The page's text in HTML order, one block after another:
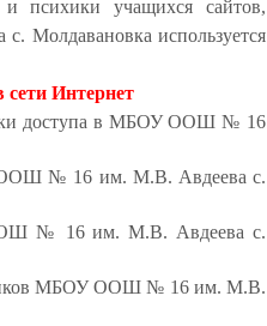
психики учащихся сайтов,
используется
Интернет
доступа в МБОУ ООШ № 16
ООШ № 16 им. М.В. Авдеева с.
№ 16 им. М.В. Авдеева с.
МБОУ ООШ № 16 им. М.В.